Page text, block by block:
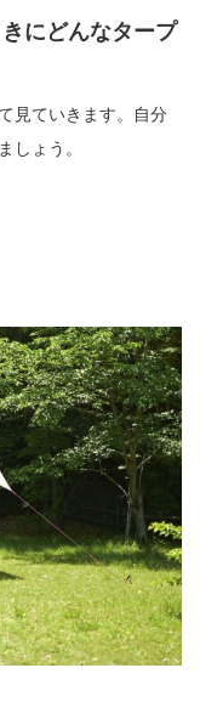
にどんなタープ
見ていきます。自分
しょう。